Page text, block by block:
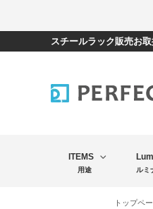
スチールラック販売お
ITEMS
用途 ルミ
トップペ